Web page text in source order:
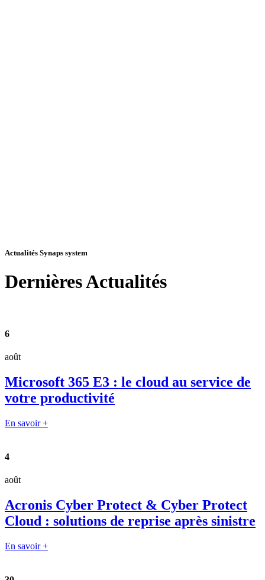
Actualités Synaps system
DernièresActualités
6
août
Microsoft 365 E3 : le cloud au service de
votre productivité
En savoir +
4
août
Acronis Cyber Protect & Cyber Protect
Cloud : solutions de reprise après sinistre
En savoir +